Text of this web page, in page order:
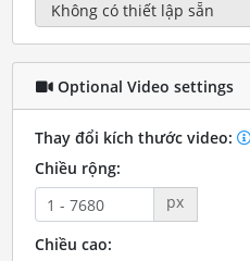
Optional Video settings
Thay đổi kích thước video:
Chiều rộng:
px
Chiều cao: